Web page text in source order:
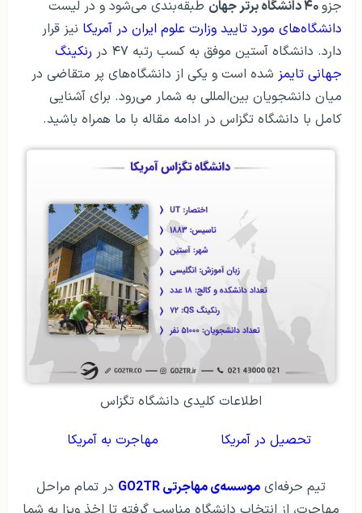
جزو
طبقه‌بندی می‌شود و در لیست
دانشگاه‌های مورد تایید وزارت علوم ایران در آمریکا نیز قرار
دارد. دانشگاه آستین موفق به کسب رتبه ۴۷ در
رنکینگ
جهانی تایمز شده است و یکی از دانشگاه‌های پر متقاضی در
میان دانشجویان بین‌المللی به شمار می‌رود. برای آشنایی
کامل با دانشگاه تگزاس در ادامه مقاله با ما همراه باشید.
اطلاعات کلیدی دانشگاه تگزاس
تحصیل در آمریکا
مهاجرت به آمریکا
تیم حرفه‌ای موسسه‌ی مهاجرتی GO2TR
در تمام مراحل